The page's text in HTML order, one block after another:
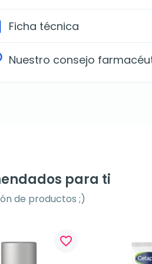
Ficha técnica
Nuestro consejo
para ti
de productos ;)
favorite_border